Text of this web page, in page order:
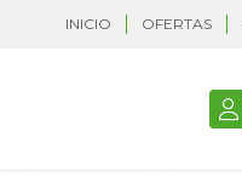
INICIO OFERTAS